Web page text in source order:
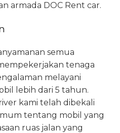
armada DOC Rent car.
semua
tenaga
melayani
lebih dari 5 tahun.
kami telah dibekali
tentang mobil yang
ruas jalan yang